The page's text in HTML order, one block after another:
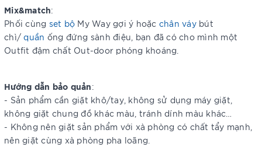
Mix&match:
Phối cùng set bộ My Way gợi ý hoặc chân váybút
chì/quần ống đứng sành điệu, bạn đã có cho mình một
Outfit đậm chất Out-door phóng khoáng.
Hướng dẫn bảo quản:
- Sản phẩm cần giặt khô/tay, không sử dụng máy giặt,
không giặt chung đồ khác màu, tránh dính màu khác…
- Không nên giặt sản phẩm với xà phòng có chất tẩy mạnh,
nên giặt cùng xà phòng pha loãng.